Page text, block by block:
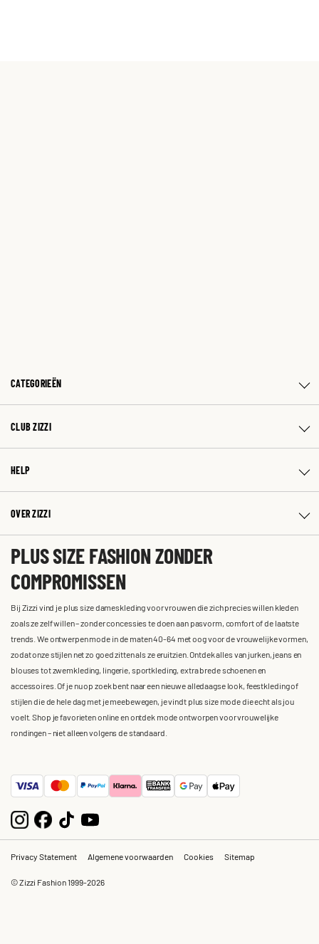
CATEGORIEËN
CLUB ZIZZI
HELP
OVER ZIZZI
PLUS SIZE FASHION ZONDER
COMPROMISSEN
Bij Zizzi vind je plus size dameskleding voor vrouwen die zich precies willen kleden
zoals ze zelf willen – zonder concessies te doen aan pasvorm, comfort of de laatste
trends. We ontwerpen mode in de maten 40-64 met oog voor de vrouwelijke vormen,
zodat onze stijlen net zo goed zitten als ze eruitzien. Ontdek alles van jurken, jeans en
blouses tot zwemkleding, lingerie, sportkleding, extra brede schoenen en
accessoires. Of je nu op zoek bent naar een nieuwe alledaagse look, feestkleding of
stijlen die de hele dag met je meebewegen, je vindt plus size mode die echt als jou
voelt. Shop je favorieten online en ontdek mode ontworpen voor vrouwelijke
rondingen – niet alleen volgens de standaard.
Privacy Statement Algemene voorwaarden Cookies Sitemap
© Zizzi Fashion 1999-2026